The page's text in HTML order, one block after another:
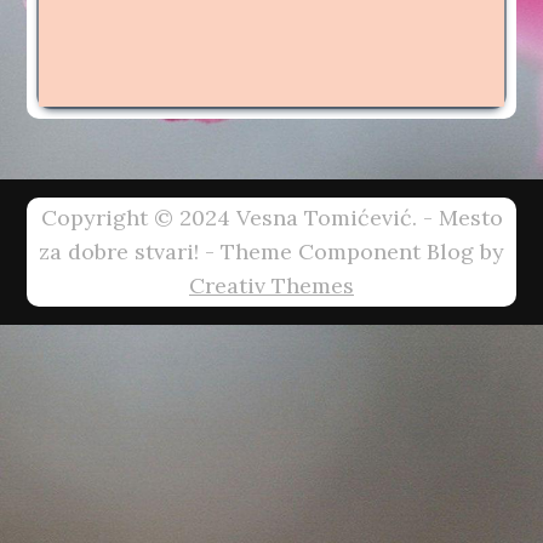
Copyright © 2024 Vesna Tomićević. - Mesto
za dobre stvari! - Theme Component Blog by
Creativ Themes